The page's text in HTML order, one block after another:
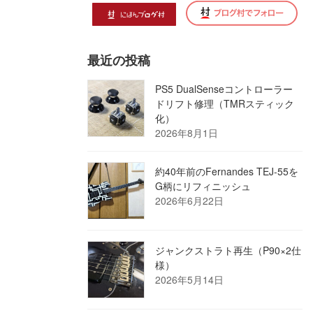
最近の投稿
PS5 DualSenseコントローラー
ドリフト修理（TMRスティック
化）
2026年8月1日
約40年前のFernandes TEJ-55を
G柄にリフィニッシュ
2026年6月22日
ジャンクストラト再生（P90×2仕
様）
2026年5月14日